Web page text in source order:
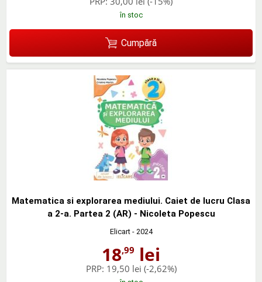
în stoc
Cumpără
Matematica si explorarea mediului. Caiet de lucru Clasa
a 2-a. Partea 2 (AR) - Nicoleta Popescu
Elicart- 2024
18,99 lei
PRP: 19,50 lei (-2,62%)